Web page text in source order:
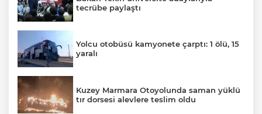
tecrübe paylaştı
Yolcu otobüsü kamyonete çarptı: 1 ölü, 15
yaralı
Kuzey Marmara Otoyolunda saman yüklü
tır dorsesi alevlere teslim oldu